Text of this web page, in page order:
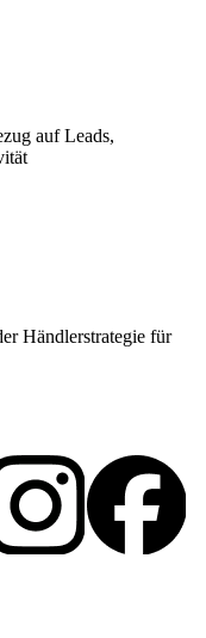
auf Leads,
Händlerstrategie für